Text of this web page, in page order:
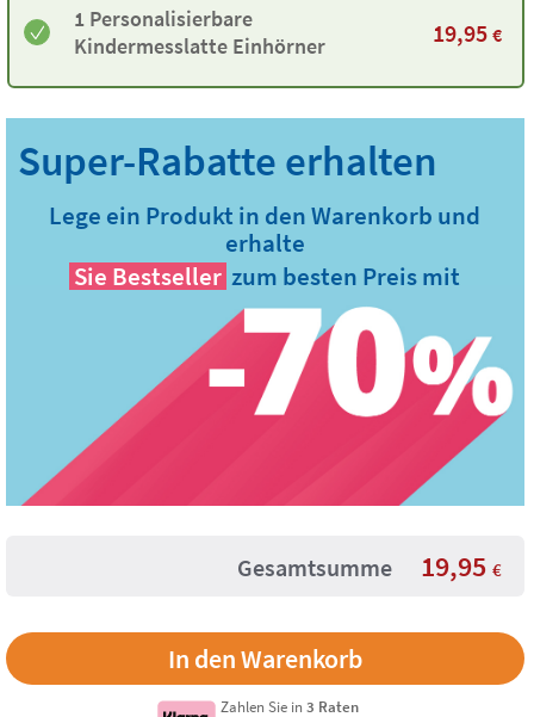
1 Personalisierbare
Kindermesslatte Einhörner
19,95 €
Lege ein Produkt in den Warenkorb und
erhalte
Sie Bestseller zum besten Preis mit
Gesamtsumme 19,95 €
Zahlen Sie in3 Raten